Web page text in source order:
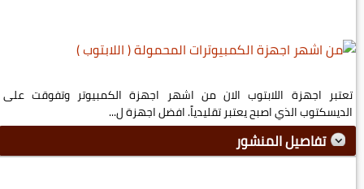
تعتبر اجهزة اللابتوب الان من اشهر اجهزة الكمبيوتر وتفوقت على
الديسكتوب الذي اصبح يعتبر تقليدياً. افضل اجهزة ل...
تفاصيل المنشور